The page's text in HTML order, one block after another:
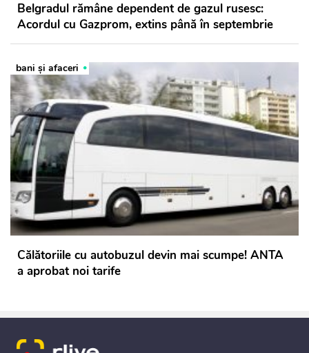
Belgradul rămâne dependent de gazul rusesc:
Acordul cu Gazprom, extins până în septembrie
bani și afaceri
Călătoriile cu autobuzul devin mai scumpe! ANTA
a aprobat noi tarife